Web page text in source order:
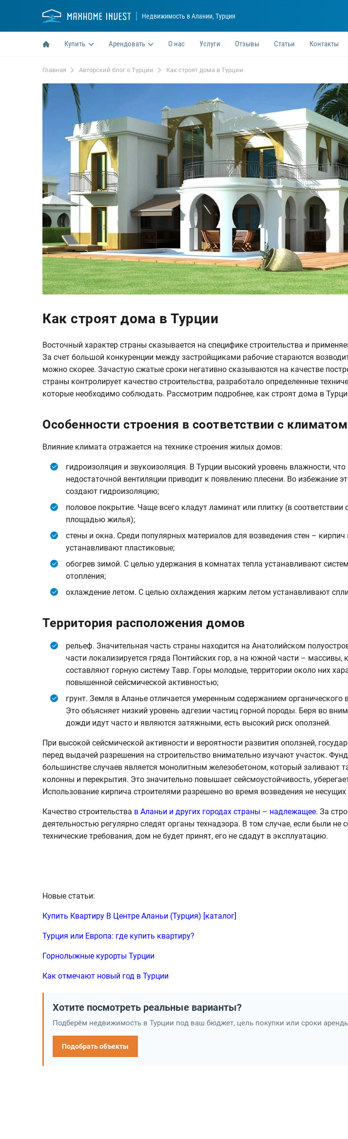
Недвижимость в Алании, Турция
Купить Арендовать О нас Услуги Отзывы Статьи Контакты
Главная Авторский блог о Турции Как строят дома в Турции
Как строят дома в Турции
Восточный характер страны сказывается на специфике строительства и
За счет большой конкуренции между застройщиками рабочие стараются
можно скорее. Зачастую сжатые сроки негативно сказываются на качестве
страны контролирует качество строительства, разработало определенные
которые необходимо соблюдать. Рассмотрим подробнее, как строят дома в
Особенности строения в соответствии с климатом
Влияние климата отражается на технике строения жилых домов:
гидроизоляция и звукоизоляция. В Турции высокий уровень влажности, что
недостаточной вентиляции приводит к появлению плесени. Во избежание
создают гидроизоляцию;
половое покрытие. Чаще всего кладут ламинат или плитку (в соответствии
площадью жилья);
стены и окна. Среди популярных материалов для возведения стен – кирпич
устанавливают пластиковые;
обогрев зимой. С целью удержания в комнатах тепла устанавливают
отопления;
охлаждение летом. С целью охлаждения жарким летом устанавливают
Территория расположения домов
рельеф. Значительная часть страны находится на Анатолийском
части локализируется гряда Понтийских гор, а на южной части – массивы,
составляют горную систему Тавр. Горы молодые, территории около них
повышенной сейсмической активностью;
грунт. Земля в Аланье отличается умеренным содержанием органического
Это объясняет низкий уровень адгезии частиц горной породы. Беря во
дожди идут часто и являются затяжными, есть высокий риск оползней.
При высокой сейсмической активности и вероятности развития оползней,
перед выдачей разрешения на строительство внимательно изучают участок.
большинстве случаев является монолитным железобетоном, который заливают
колонны и перекрытия. Это значительно повышает сейсмоустойчивость,
Использование кирпича строителями разрешено во время возведения не несущих
Качество строительства в Аланьи и других городах страны – надлежащее. За
деятельностью регулярно следят органы технадзора. В том случае, если были не
технические требования, дом не будет принят, его не сдадут в эксплуатацию.
Новые статьи:
Купить Квартиру В Центре Аланьи (Турция) [каталог]
Турция или Европа: где купить квартиру?
Горнолыжные курорты Турции
Как отмечают новый год в Турции
Хотите посмотреть реальные варианты?
Подберём недвижимость в Турции под ваш бюджет, цель покупки или сроки
Подобрать объекты